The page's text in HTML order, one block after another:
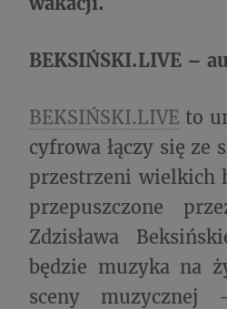
BEKSIŃSKI.LIVE –
BEKSIŃSKI.LIVE to
cyfrowa łączy się ze
przestrzeni wielkich
przepuszczone
Zdzisława
będzie muzyka na
sceny muzycznej